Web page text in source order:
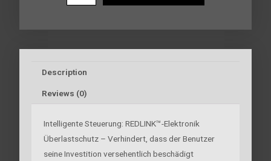
Description
Reviews (0)
Intelligente Steuerung: REDLINK™-Elektronik
Überlastschutz – Verhindert, dass der Benutzer
seine Investition versehentlich beschädigt